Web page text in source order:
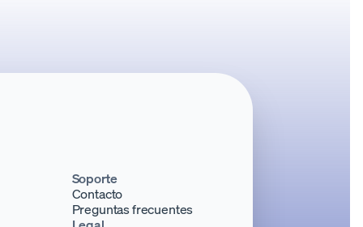
Soporte
Contacto
Preguntas frecuentes